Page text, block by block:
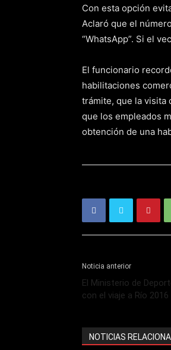
Con esta opción
Aclaró que el
“WhatsApp”. Si el
El funcionario
habilitaciones
trámite, que la visita
que los empleados
obtención de una
Noticia anterior
El Ministerio de
con el viaje a Río 2016
NOTICIAS